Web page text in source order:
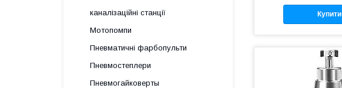
Купити
каналізаційні станції
Мотопомпи
Пневматичні фарбопульти
Пневмостеплери
Пневмогайковерты